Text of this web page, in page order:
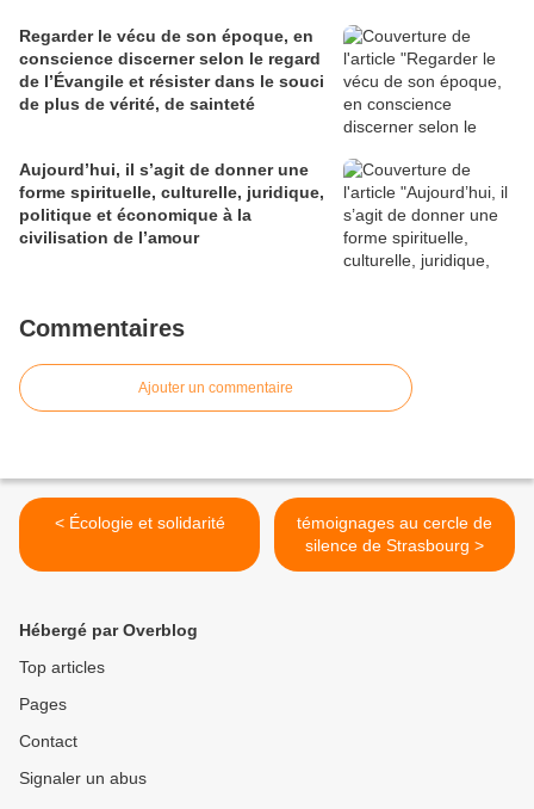
Regarder le vécu de son époque, en
conscience discerner selon le regard
de l’Évangile et résister dans le souci
de plus de vérité, de sainteté
Aujourd’hui, il s’agit de donner une
forme spirituelle, culturelle, juridique,
politique et économique à la
civilisation de l’amour
Commentaires
Ajouter un commentaire
< Écologie et solidarité
témoignages au cercle de
silence de Strasbourg >
Hébergé par Overblog
Top articles
Pages
Contact
Signaler un abus